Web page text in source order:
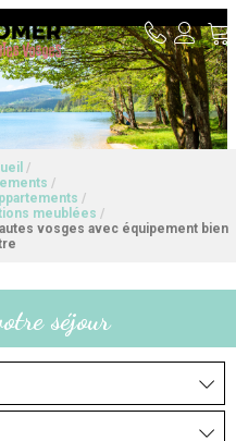
/
/
/
meublées /
vosges avec équipement bien
séjour